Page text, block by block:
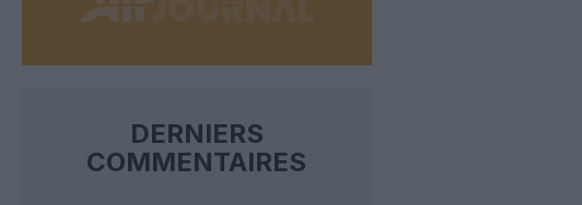
DERNIERS
COMMENTAIRES